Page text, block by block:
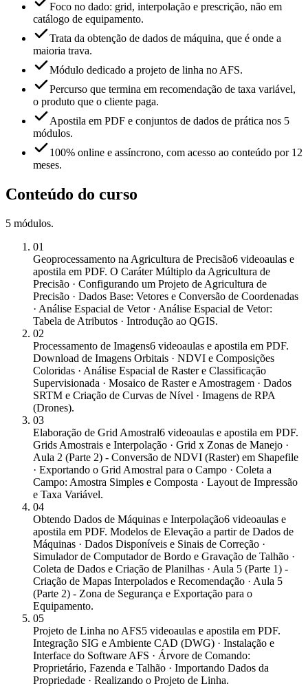
Foco no dado: grid, interpolação e prescrição, não em
catálogo de equipamento.
Trata da obtenção de dados de máquina, que é onde a
maioria trava.
Módulo dedicado a projeto de linha no AFS.
Percurso que termina em recomendação de taxa variável,
o produto que o cliente paga.
Apostila em PDF e conjuntos de dados de prática nos 5
módulos.
100% online e assíncrono, com acesso ao conteúdo por 12
meses.
Conteúdo do curso
5 módulos.
01
Geoprocessamento na Agricultura de Precisão6 videoaulas e
apostila em PDF. O Caráter Múltiplo da Agricultura de
Precisão · Configurando um Projeto de Agricultura de
Precisão · Dados Base: Vetores e Conversão de Coordenadas
· Análise Espacial de Vetor · Análise Espacial de Vetor:
Tabela de Atributos · Introdução ao QGIS.
02
Processamento de Imagens6 videoaulas e apostila em PDF.
Download de Imagens Orbitais · NDVI e Composições
Coloridas · Análise Espacial de Raster e Classificação
Supervisionada · Mosaico de Raster e Amostragem · Dados
SRTM e Criação de Curvas de Nível · Imagens de RPA
(Drones).
03
Elaboração de Grid Amostral6 videoaulas e apostila em PDF.
Grids Amostrais e Interpolação · Grid x Zonas de Manejo ·
Aula 2 (Parte 2) - Conversão de NDVI (Raster) em Shapefile
· Exportando o Grid Amostral para o Campo · Coleta a
Campo: Amostra Simples e Composta · Layout de Impressão
e Taxa Variável.
04
Obtendo Dados de Máquinas e Interpolação6 videoaulas e
apostila em PDF. Modelos de Elevação a partir de Dados de
Máquinas · Dados Disponíveis e Sinais de Correção ·
Simulador de Computador de Bordo e Gravação de Talhão ·
Coleta de Dados e Criação de Planilhas · Aula 5 (Parte 1) -
Criação de Mapas Interpolados e Recomendação · Aula 5
(Parte 2) - Zona de Segurança e Exportação para o
Equipamento.
05
Projeto de Linha no AFS5 videoaulas e apostila em PDF.
Integração SIG e Ambiente CAD (DWG) · Instalação e
Interface do Software AFS · Árvore de Comando:
Proprietário, Fazenda e Talhão · Importando Dados da
Propriedade · Realizando o Projeto de Linha.